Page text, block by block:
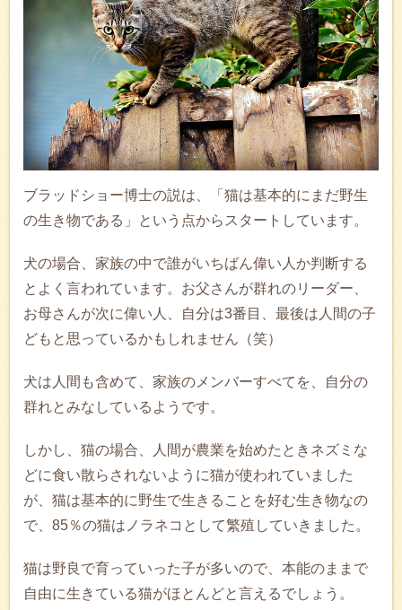
ブラッドショー博士の説は、「猫は基本的にまだ野生
の生き物である」という点からスタートしています。
犬の場合、家族の中で誰がいちばん偉い人か判断する
とよく言われています。お父さんが群れのリーダー、
お母さんが次に偉い人、自分は3番目、最後は人間の子
どもと思っているかもしれません（笑）
犬は人間も含めて、家族のメンバーすべてを、自分の
群れとみなしているようです。
しかし、猫の場合、人間が農業を始めたときネズミな
どに食い散らされないように猫が使われていました
が、猫は基本的に野生で生きることを好む生き物なの
で、85％の猫はノラネコとして繁殖していきました。
猫は野良で育っていった子が多いので、本能のままで
自由に生きている猫がほとんどと言えるでしょう。